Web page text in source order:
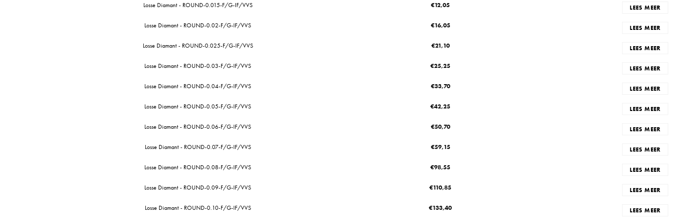
Losse Diamant - ROUND-0.015-F/G-IF/VVS €12,05 LEES MEER
Losse Diamant - ROUND-0.02-F/G-IF/VVS €16,05 LEES MEER
Losse Diamant - ROUND-0.025-F/G-IF/VVS €21,10 LEES MEER
Losse Diamant - ROUND-0.03-F/G-IF/VVS €25,25 LEES MEER
Losse Diamant - ROUND-0.04-F/G-IF/VVS €33,70 LEES MEER
Losse Diamant - ROUND-0.05-F/G-IF/VVS €42,25 LEES MEER
Losse Diamant - ROUND-0.06-F/G-IF/VVS €50,70 LEES MEER
Losse Diamant - ROUND-0.07-F/G-IF/VVS €59,15 LEES MEER
Losse Diamant - ROUND-0.08-F/G-IF/VVS €98,55 LEES MEER
Losse Diamant - ROUND-0.09-F/G-IF/VVS €110,85 LEES MEER
Losse Diamant - ROUND-0.10-F/G-IF/VVS €133,40 LEES MEER